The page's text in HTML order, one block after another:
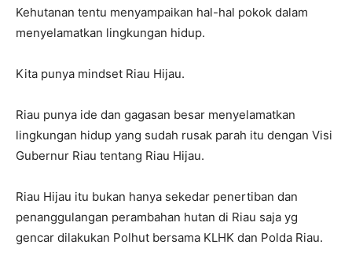
Kehutanan tentu menyampaikan hal-hal pokok dalam
menyelamatkan lingkungan hidup.
Kita punya mindset Riau Hijau.
Riau punya ide dan gagasan besar menyelamatkan
lingkungan hidup yang sudah rusak parah itu dengan Visi
Gubernur Riau tentang Riau Hijau.
Riau Hijau itu bukan hanya sekedar penertiban dan
penanggulangan perambahan hutan di Riau saja yg
gencar dilakukan Polhut bersama KLHK dan Polda Riau.